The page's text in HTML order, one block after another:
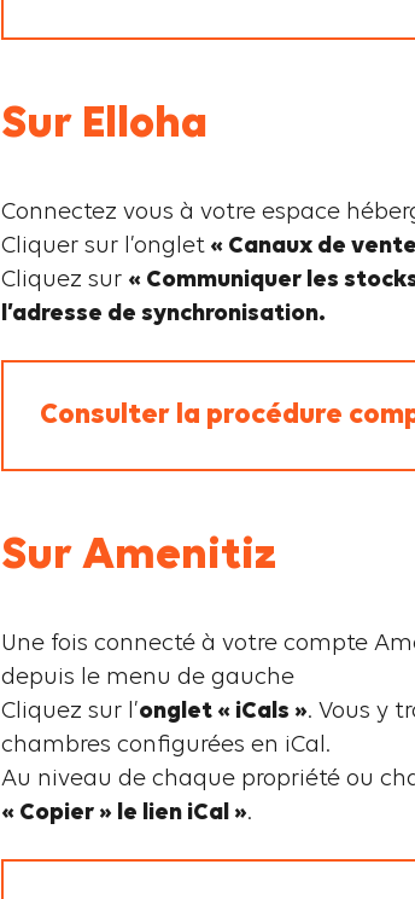
Sur Elloha
Connectez vous à votre espace
Cliquer sur l’onglet« Canaux de
Cliquez sur « Communiquer les
l’adresse de synchronisation.
Consulter la procédure
Sur Amenitiz
Une fois connecté à votre compte
depuis le menu de gauche
Cliquez sur l’onglet « iCals ». Vous y
chambres configurées en iCal.
Au niveau de chaque propriété ou
« Copier » le lien iCal ».